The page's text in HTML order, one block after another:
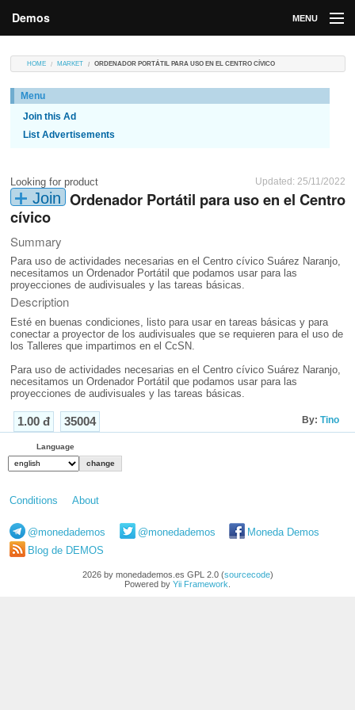
Demos MENU
Market
Login
HOME MARKET ORDENADOR PORTÁTIL PARA USO EN EL CENTRO CÍVICO
Menu
Join this Ad
List Advertisements
Updated: 25/11/2022
Looking for product
Join Ordenador Portátil para uso en el Centro
cívico
Summary
Para uso de actividades necesarias en el Centro cívico Suárez Naranjo,
necesitamos un Ordenador Portátil que podamos usar para las
Description
Esté en buenas condiciones, listo para usar en tareas básicas y para
conectar a proyector de los audivisuales que se requieren para el uso de
los Talleres que impartimos en el CcSN.
Para uso de actividades necesarias en el Centro cívico Suárez Naranjo,
necesitamos un Ordenador Portátil que podamos usar para las
proyecciones de audivisuales y las tareas básicas.
1.00 đ 35004 By: Tino
Language
Conditions About
@monedademos @monedademos
Moneda Demos
Blog de DEMOS
2026 by monedademos.es GPL 2.0 (sourcecode)
Powered by Yii Framework